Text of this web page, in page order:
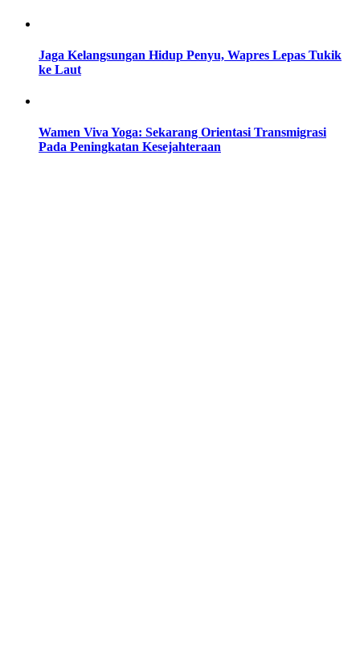
Jaga Kelangsungan Hidup Penyu, Wapres Lepas Tukik
ke Laut
Wamen Viva Yoga: Sekarang Orientasi Transmigrasi
Pada Peningkatan Kesejahteraan